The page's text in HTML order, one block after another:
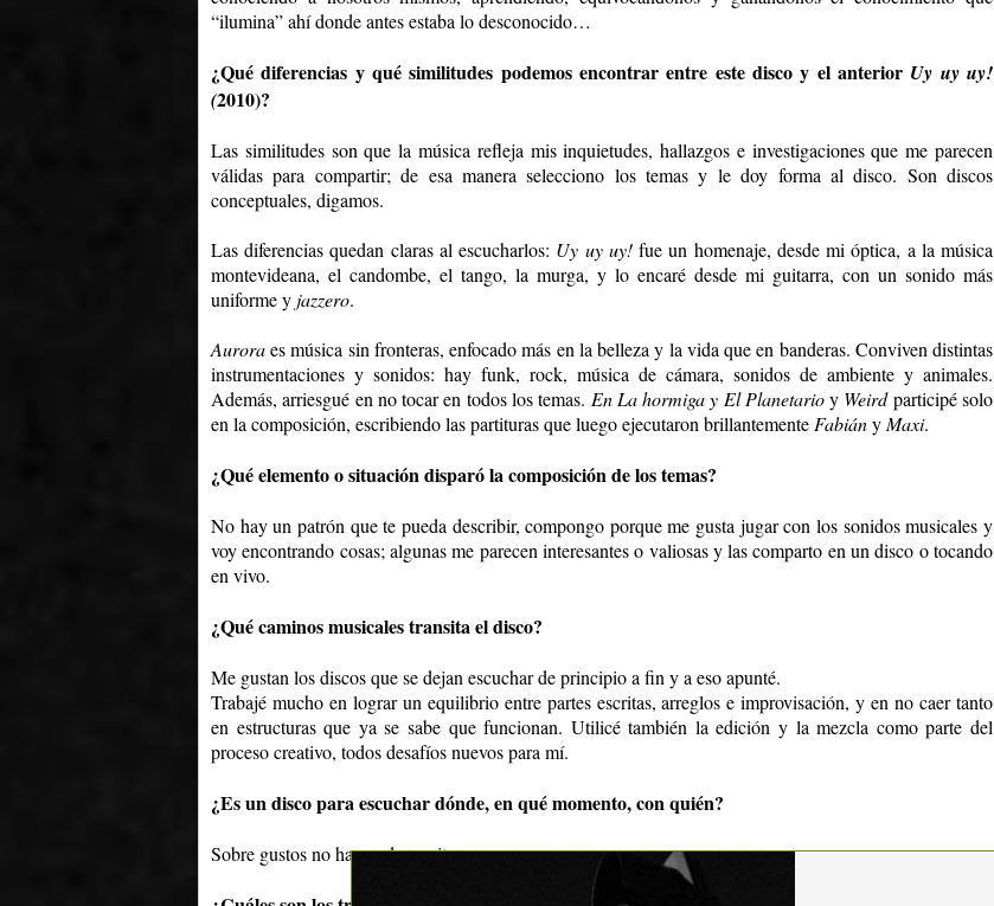
“ilumina” ahí donde antes estaba lo desconocido…
¿Qué diferencias y qué similitudes podemos encontrar entre este disco y el anterior Uy uy uy!
(2010)?
Las similitudes son que la música refleja mis inquietudes, hallazgos e investigaciones que me parecen
válidas para compartir; de esa manera selecciono los temas y le doy forma al disco. Son discos
conceptuales, digamos.
Las diferencias quedan claras al escucharlos: Uy uy uy!fue un homenaje, desde mi óptica, a la música
montevideana, el candombe, el tango, la murga, y lo encaré desde mi guitarra, con un sonido más
uniforme y jazzero.
Auroraes música sin fronteras, enfocado más en la belleza y la vida que en banderas. Conviven distintas
instrumentaciones y sonidos: hay funk, rock, música de cámara, sonidos de ambiente y animales.
Además, arriesgué en no tocar en todos los temas. En La hormiga y El Planetarioy Weirdparticipé solo
en la composición, escribiendo las partituras que luego ejecutaron brillantementeFabiányMaxi.
¿Qué elemento o situación disparó la composición de los temas?
No hay un patrón que te pueda describir, compongo porque me gusta jugar con los sonidos musicales y
voy encontrando cosas; algunas me parecen interesantes o valiosas y las comparto en un disco o tocando
en vivo.
¿Qué caminos musicales transita el disco?
Me gustan los discos que se dejan escuchar de principio a fin y a eso apunté.
Trabajé mucho en lograr un equilibrio entre partes escritas, arreglos e improvisación, y en no caer tanto
en estructuras que ya se sabe que funcionan. Utilicé también la edición y la mezcla como parte del
proceso creativo, todos desafíos nuevos para mí.
¿Es un disco para escuchar dónde, en qué momento, con quién?
Sobre gustos no hay nada escrito…